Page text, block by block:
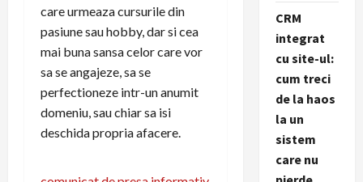
care urmeaza cursurile din
pasiune sau hobby, dar si cea
mai buna sansa celor care vor
sa se angajeze, sa se
perfectioneze intr-un anumit
domeniu, sau chiar sa isi
deschida propria afacere.
CRM
integrat
cu site-ul:
cum treci
de la haos
la un
sistem
care nu